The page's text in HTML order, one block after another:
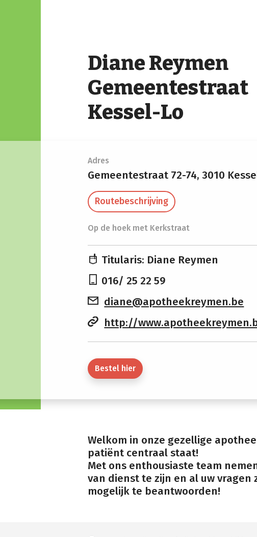
Diane Reymen
Gemeentestraat
Kessel-Lo
Adres
Gemeentestraat 72-74, 3010
Routebeschrijving
Op de hoek met Kerkstraat
Titularis: Diane Reymen
016/ 25 22 59
diane@apotheekreymen.be
http://
Bestel hier
Welkom in onze gezellige
patiënt centraal staat!
Met ons enthousiaste team
van dienst te zijn en al uw vragen
mogelijk te beantwoorden!